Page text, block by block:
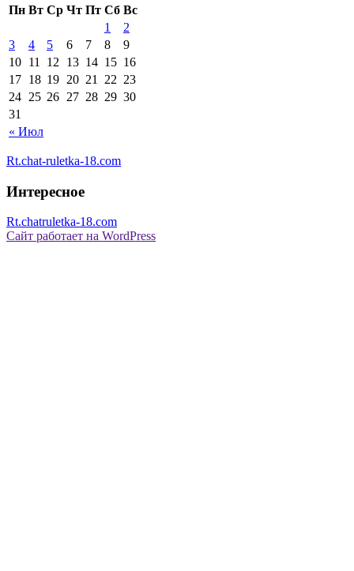
Пн Вт Ср Чт Пт Сб Вс
« Июл
1
2
3
4 5 6 7 8
9
10 11 12 13 14 15 16
17 18 19 20 21 22 23
24 25 26 27 28 29 30
31
Rt.chat-ruletka-18.com
Интересное
Rt.chatruletka-18.com
Сайт работает на WordPress